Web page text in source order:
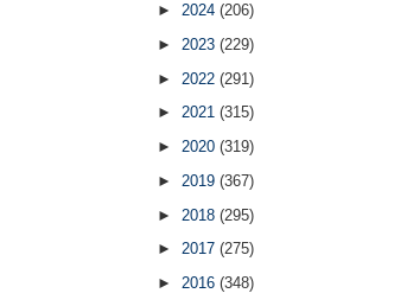
►2024(206)
► 2023(229)
► 2022(291)
►2021(315)
►2020(319)
► 2019(367)
► 2018(295)
►2017(275)
►2016(348)